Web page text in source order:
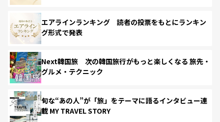
エアラインランキング 読者の投票をもとにランキン
グ形式で発表
Next韓国旅 次の韓国旅行がもっと楽しくなる 旅先・
グルメ・テクニック
旬な“あの人”が「旅」をテーマに語るインタビュー連
載 MY TRAVEL STORY